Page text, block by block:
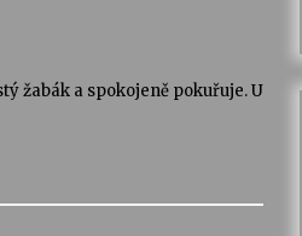
žabák a spokojeně pokuřuje. U